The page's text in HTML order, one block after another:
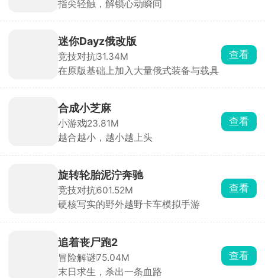
指尖轻触，解锁心动瞬间
迷你Dayz俄改版
竞技对抗31.34M
在原版基础上加入大量俄式装备与载具
查看
合成小芝麻
小游戏23.81M
越合越小，越小越上头
查看
旋转轮胎泥泞奔驰
竞技对抗601.52M
硬核写实的野外越野卡车模拟手游
查看
追着丧尸跑2
冒险解谜75.04M
末日求生，杀出一条血路
查看